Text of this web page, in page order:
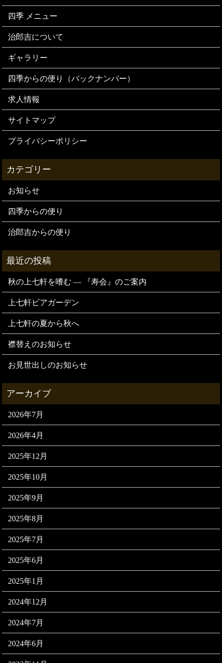
四季 メニュー
治郎吉について
ギャラリー
四季からの便り（バックナンバー）
求人情報
サイトマップ
プライバシーポリシー
お知らせ
四季からの便り
治郎吉からの便り
秋の上七軒を嗜む — 『寿会』のご案内
上七軒ビアガーデン
上七軒の夏から秋へ
襟替えのお知らせ
お見世出しのお知らせ
2026年7月
2026年4月
2025年12月
2025年10月
2025年9月
2025年8月
2025年7月
2025年6月
2025年1月
2024年12月
2024年7月
2024年6月